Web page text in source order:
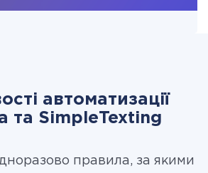
автоматизації
та SimpleTexting
правила, за якими